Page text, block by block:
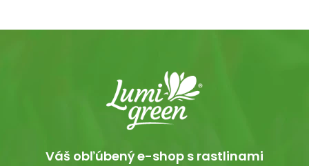
Váš obľúbený e-shop s rastlinami